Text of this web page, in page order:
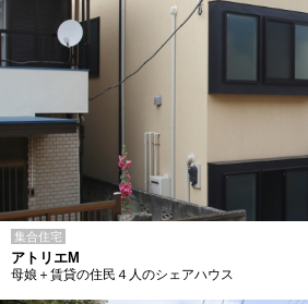
集合住宅
アトリエM
母娘＋賃貸の住民４人のシェアハウス